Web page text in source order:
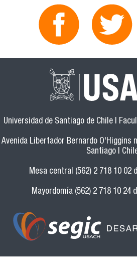
Universidad de Santiago de Chile |
Avenida Libertador Bernardo O'Higgins
Santiago |
Mesa central (562) 2 718 10 02
Mayordomía (562) 2 718 10 24